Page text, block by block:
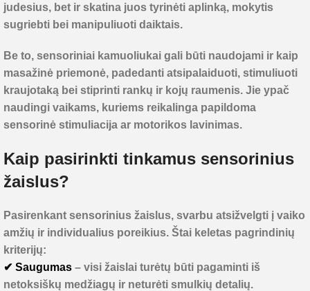
judesius, bet ir skatina juos tyrinėti aplinką, mokytis
sugriebti bei manipuliuoti daiktais.
Be to, sensoriniai kamuoliukai gali būti naudojami ir kaip
masažinė priemonė, padedanti atsipalaiduoti, stimuliuoti
kraujotaką bei stiprinti rankų ir kojų raumenis. Jie ypač
naudingi vaikams, kuriems reikalinga papildoma
sensorinė stimuliacija ar motorikos lavinimas.
Kaip pasirinkti tinkamus sensorinius
žaislus?
Pasirenkant sensorinius žaislus, svarbu atsižvelgti į vaiko
amžių ir individualius poreikius. Štai keletas pagrindinių
kriterijų:
✔ Saugumas – visi žaislai turėtų būti pagaminti iš
netoksiškų medžiagų ir neturėti smulkių detalių.